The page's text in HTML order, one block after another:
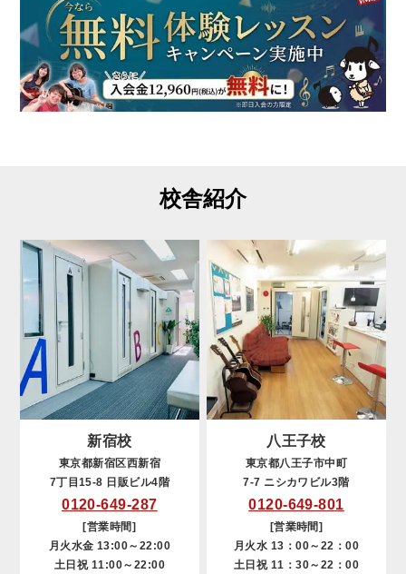
校舎紹介
新宿校
東京都新宿区西新宿
7丁目15-8 日販ビル4階
0120-649-287
[営業時間]
月火水金 13:00～22:00
土日祝 11:00～22:00
八王子校
東京都八王子市中町
7-7 ニシカワビル3階
0120-649-801
[営業時間]
月火水 13：00～22：00
土日祝 11：30～22：00